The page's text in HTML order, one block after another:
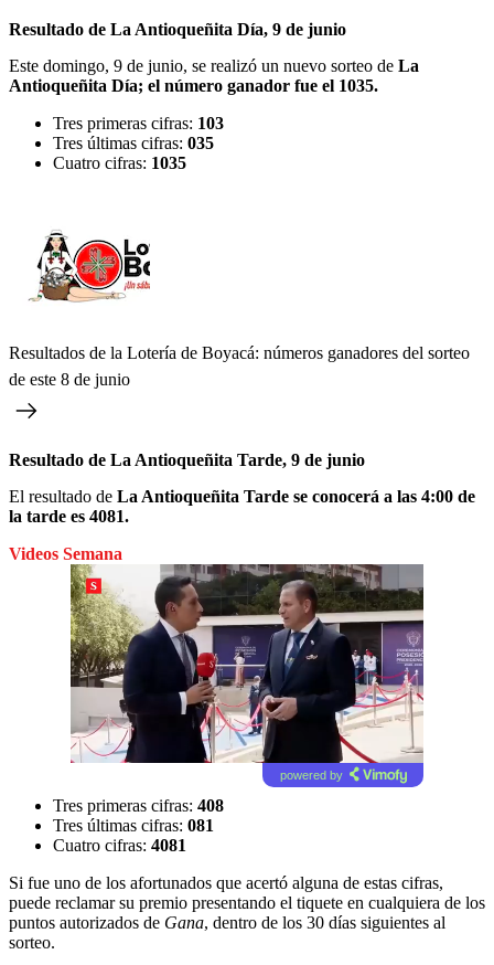
Resultado de La Antioqueñita Día, 9 de junio
Este domingo, 9 de junio, se realizó un nuevo sorteo de La
Antioqueñita Día; el número ganador fue el 1035.
Tres primeras cifras: 103
Tres últimas cifras: 035
Cuatro cifras: 1035
Resultados de la Lotería de Boyacá: números ganadores del sorteo
de este 8 de junio
Resultado de La Antioqueñita Tarde, 9 de junio
El resultado de La Antioqueñita Tarde se conocerá a las 4:00 de
la tarde es 4081.
Videos Semana
powered by
Tres primeras cifras: 408
Tres últimas cifras: 081
Cuatro cifras: 4081
Si fue uno de los afortunados que acertó alguna de estas cifras,
puede reclamar su premio presentando el tiquete en cualquiera de los
puntos autorizados de Gana, dentro de los 30 días siguientes al
sorteo.